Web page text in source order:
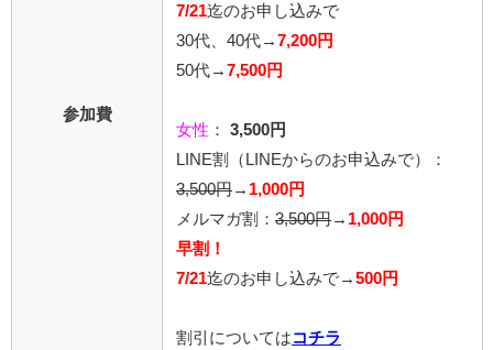
参加費
7/21迄のお申し込みで
30代、40代→ 7,200円
50代→ 7,500円
女性 ：
3,500円
LINE割
（LINEからのお申込みで）
：
3,500円 → 1,000円
メルマガ割： 3,500円 → 1,000円
早割！
7/21迄のお申し込みで → 500円
割引については コチラ